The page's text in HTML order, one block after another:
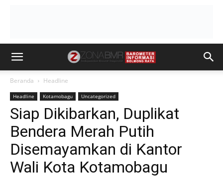
Beranda Headline
Headline Kotamobagu Uncategorized
Siap Dikibarkan, Duplikat
Bendera Merah Putih
Disemayamkan di Kantor
Wali Kota Kotamobagu